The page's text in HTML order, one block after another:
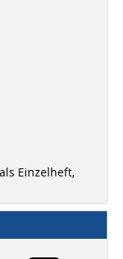
Einzelheft,